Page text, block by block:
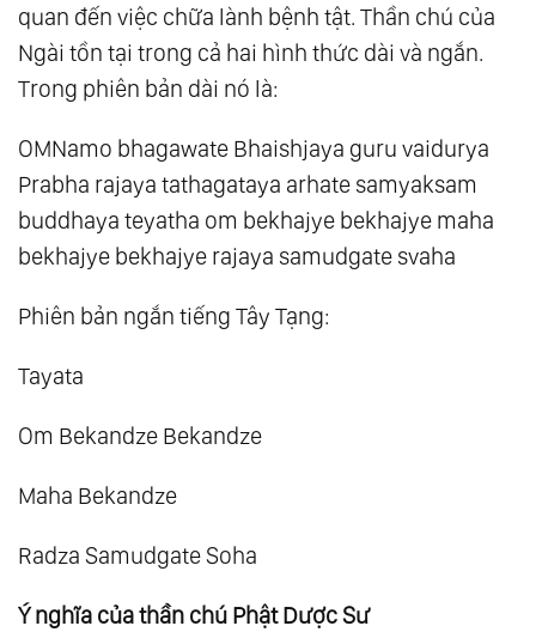
quan đến việc chữa lành bệnh tật. Thần chú của
Ngài tồn tại trong cả hai hình thức dài và ngắn.
Trong phiên bản dài nó là:
OMNamo bhagawate Bhaishjaya guru vaidurya
Prabha rajaya tathagataya arhate samyaksam
buddhaya teyatha om bekhajye bekhajye maha
bekhajye bekhajye rajaya samudgate svaha
Phiên bản ngắn tiếng Tây Tạng:
Tayata
Om Bekandze Bekandze
Maha Bekandze
Radza Samudgate Soha
Ý nghĩa của thần chú Phật Dược Sư